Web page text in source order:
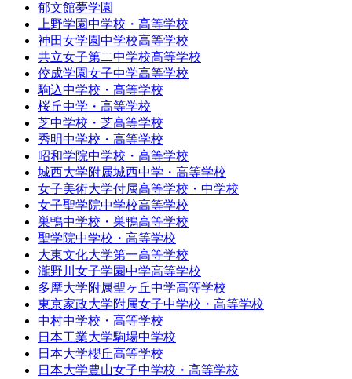
郁文館夢学園
上野学園中学校・高等学校
神田女学園中学校高等学校
共立女子第二中学校高等学校
佼成学園女子中学高等学校
駒込中学校・高等学校
桜丘中学・高等学校
芝中学校・芝高等学校
秀明中学校・高等学校
昭和学院中学校・高等学校
城西大学附属城西中学・高等学校
女子美術大学付属高等学校・中学校
女子聖学院中学校高等学校
巣鴨中学校・巣鴨高等学校
聖学院中学校・高等学校
大東文化大学第一高等学校
瀧野川女子学園中学高等学校
多摩大学附属聖ヶ丘中学高等学校
東京家政大学附属女子中学校・高等学校
中村中学校・高等学校
日本工業大学駒場中学校
日本大学櫻丘高等学校
日本大学豊山女子中学校・高等学校